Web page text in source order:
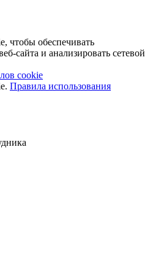
чтобы обеспечивать
сайта и анализировать сетевой
cookie
Правила использования